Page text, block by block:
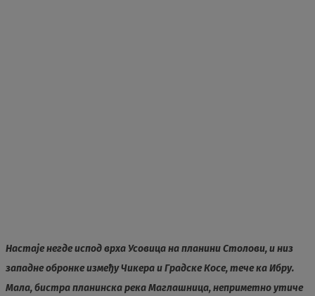
Настаје негде испод врха Усовица на планини Столови, и низ
западне обронке између Чикера и Градске Косе, тече ка Ибру.
Мала, бистра планинска река Маглашница, неприметно утиче